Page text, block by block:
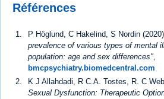
Références
P Höglund, C Hakelind, S Nordin
prevalence of various types of mental
population: age and sex differences",
bmcpsychiatry.biomedcentral.com
K J Allahdadi, R C.A. Tostes, R. C
Sexual Dysfunction: Therapeutic